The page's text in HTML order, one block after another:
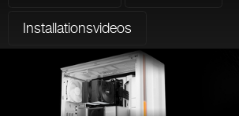
Installationsvideos